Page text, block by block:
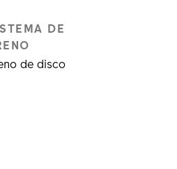
DE
de disco